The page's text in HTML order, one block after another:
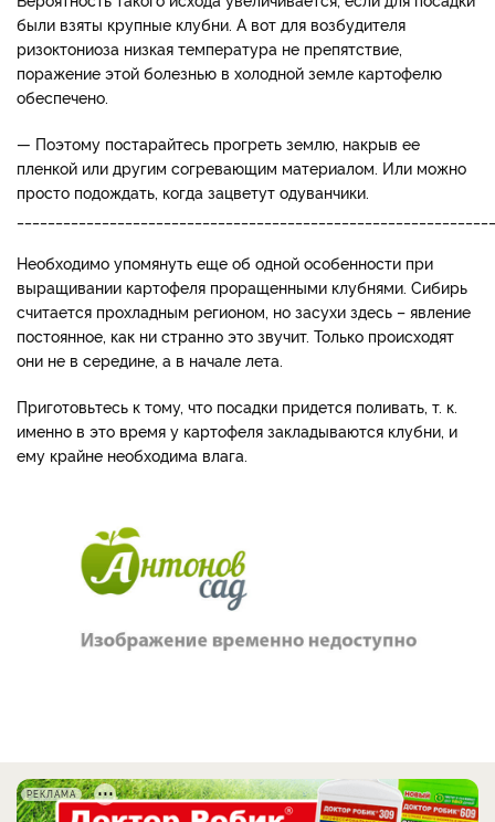
были взяты крупные клубни. А вот для возбудителя
ризоктониоза низкая температура не препятствие,
поражение этой болезнью в холодной земле картофелю
обеспечено.
— Поэтому постарайтесь прогреть землю, накрыв ее
пленкой или другим согревающим материалом. Или можно
просто подождать, когда зацветут одуванчики.
Необходимо упомянуть еще об одной особенности при
выращивании картофеля проращенными клубнями. Сибирь
считается прохладным регионом, но засухи здесь – явление
постоянное, как ни странно это звучит. Только происходят
они не в середине, а в начале лета.
Приготовьтесь к тому, что посадки придется поливать, т. к.
именно в это время у картофеля закладываются клубни, и
ему крайне необходима влага.
РЕКЛАМА